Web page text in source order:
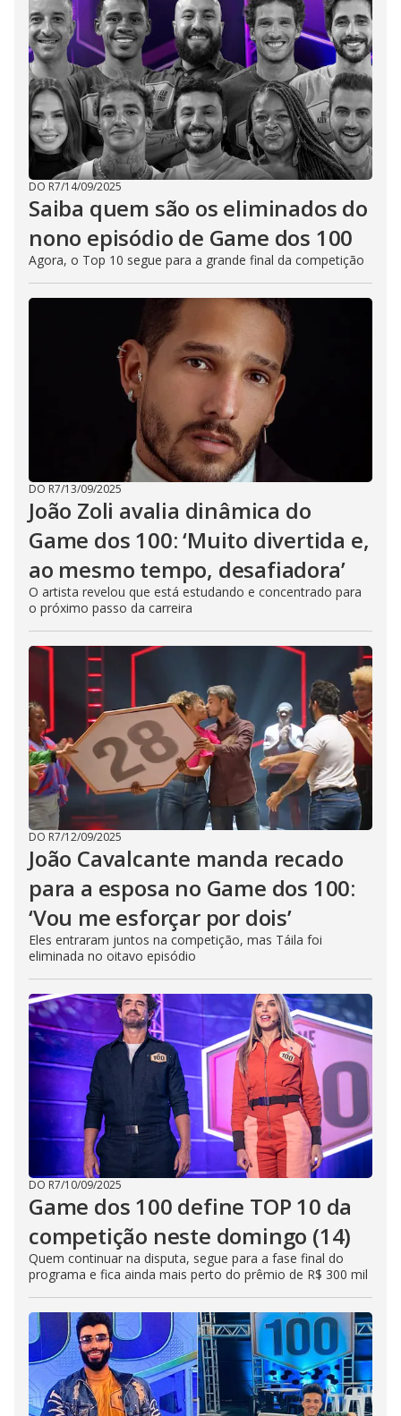
DO R7/14/09/2025
Saiba quem são os eliminados do
nono episódio de Game dos 100
Agora, o Top 10 segue para a grande final da competição
DO R7/13/09/2025
João Zoli avalia dinâmica do
Game dos 100: ‘Muito divertida e,
ao mesmo tempo, desafiadora’
O artista revelou que está estudando e concentrado para
o próximo passo da carreira
DO R7/12/09/2025
João Cavalcante manda recado
para a esposa no Game dos 100:
‘Vou me esforçar por dois’
Eles entraram juntos na competição, mas Táila foi
eliminada no oitavo episódio
DO R7/10/09/2025
Game dos 100 define TOP 10 da
competição neste domingo (14)
Quem continuar na disputa, segue para a fase final do
programa e fica ainda mais perto do prêmio de R$ 300 mil